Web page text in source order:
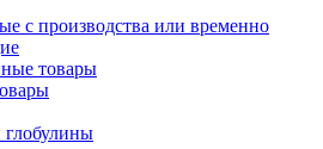
с производства или временно
товары